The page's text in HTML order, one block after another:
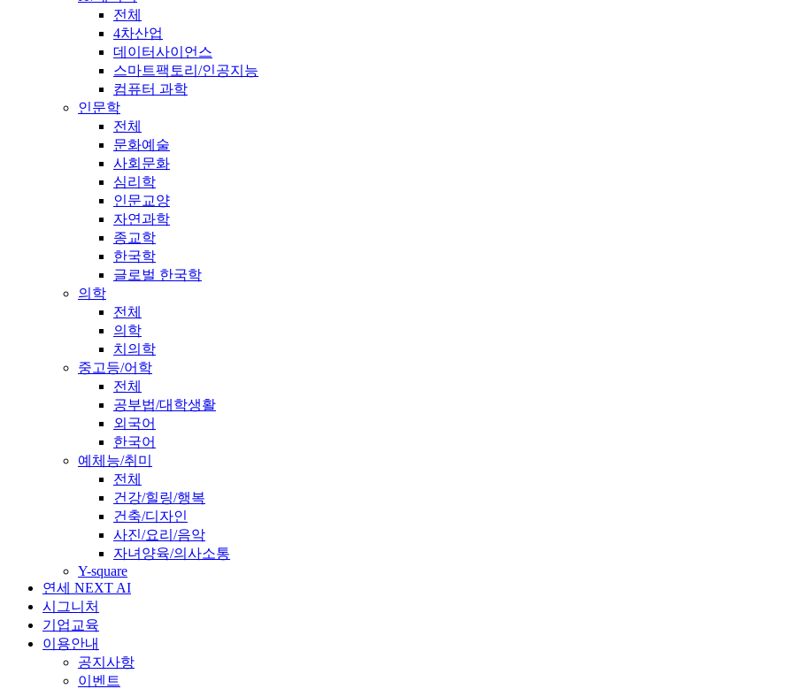
전체
4차산업
데이터사이언스
스마트팩토리/인공지능
컴퓨터 과학
인문학
전체
문화예술
사회문화
심리학
인문교양
자연과학
종교학
한국학
글로벌 한국학
의학
전체
의학
치의학
중고등/어학
전체
공부법/대학생활
외국어
한국어
예체능/취미
전체
건강/힐링/행복
건축/디자인
사진/요리/음악
자녀양육/의사소통
Y-square
연세 NEXT AI
시그니처
기업교육
이용안내
공지사항
이벤트